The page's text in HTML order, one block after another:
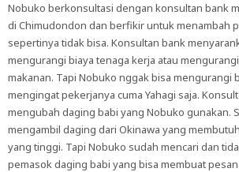
Nobuko berkonsultasi dengan konsultan bank
di Chimudondon dan berfikir untuk menambah
sepertinya tidak bisa. Konsultan bank
mengurangi biaya tenaga kerja atau
makanan. Tapi Nobuko nggak bisa mengurangi
mengingat pekerjanya cuma Yahagi saja.
mengubah daging babi yang Nobuko gunakan.
mengambil daging dari Okinawa yang
yang tinggi. Tapi Nobuko sudah mencari dan
pemasok daging babi yang bisa membuat